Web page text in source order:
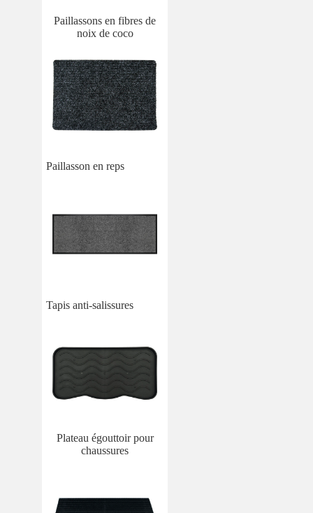
Paillassons en fibres de
noix de coco
Paillasson en reps
Tapis anti-salissures
Plateau égouttoir pour
chaussures